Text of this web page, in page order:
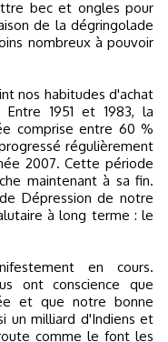
bec et ongles pour
de la dégringolade
nombreux à pouvoir
nos habitudes d'achat
1951 et 1983, la
comprise entre 60 %
régulièrement
2007. Cette période
maintenant à sa fin.
Dépression de notre
à long terme : le
en cours.
ont conscience que
et que notre bonne
un milliard d'Indiens et
comme le font les